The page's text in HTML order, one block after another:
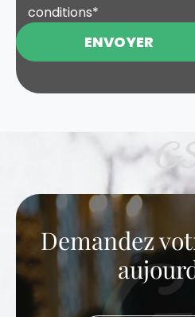
conditions*
ENVOYER
Demandez